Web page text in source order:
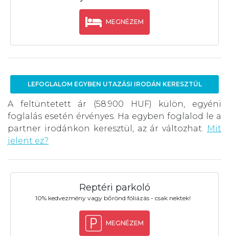
MEGNÉZEM
LEFOGLALOM EGYBEN UTAZÁSI IRODÁN KERESZTÜL
A feltüntetett ár (58.900 HUF) külön, egyéni
foglalás esetén érvényes. Ha egyben foglalod le a
partner irodánkon keresztül, az ár változhat. Mit
jelent ez?
Reptéri parkoló
10% kedvezmény vagy bőrönd fóliázás - csak nektek!
MEGNÉZEM